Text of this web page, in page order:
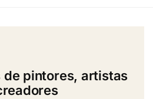
de pintores, artistas